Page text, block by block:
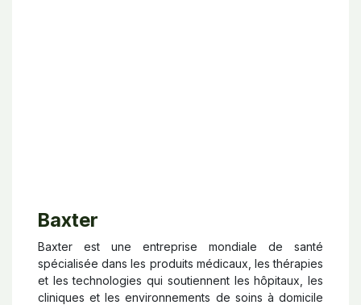
Baxter
Baxter est une entreprise mondiale de santé
spécialisée dans les produits médicaux, les thérapies
et les technologies qui soutiennent les hôpitaux, les
cliniques et les environnements de soins à domicile